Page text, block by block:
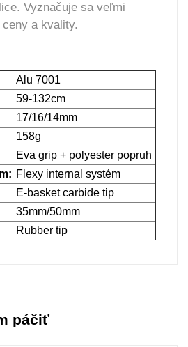
Vyznačuje sa veľmi
a kvality.
Alu 7001
59-132cm
17/16/14mm
158g
Eva grip + polyester popruh
Flexy internal systém
E-basket carbide tip
35mm/50mm
Rubber tip
páčiť